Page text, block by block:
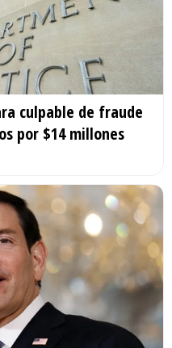
culpable de fraude
por $14 millones